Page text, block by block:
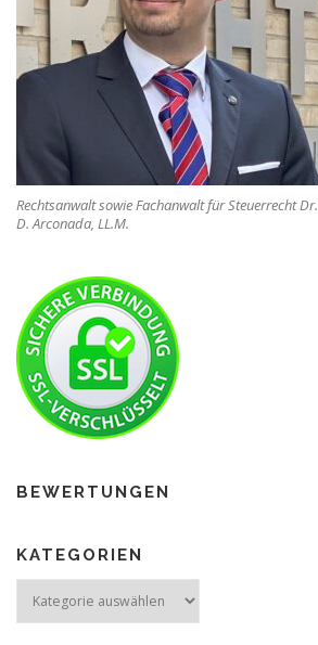
Rechtsanwalt sowie Fachanwalt für Steuerrecht Dr.
D. Arconada, LL.M.
BEWERTUNGEN
KATEGORIEN